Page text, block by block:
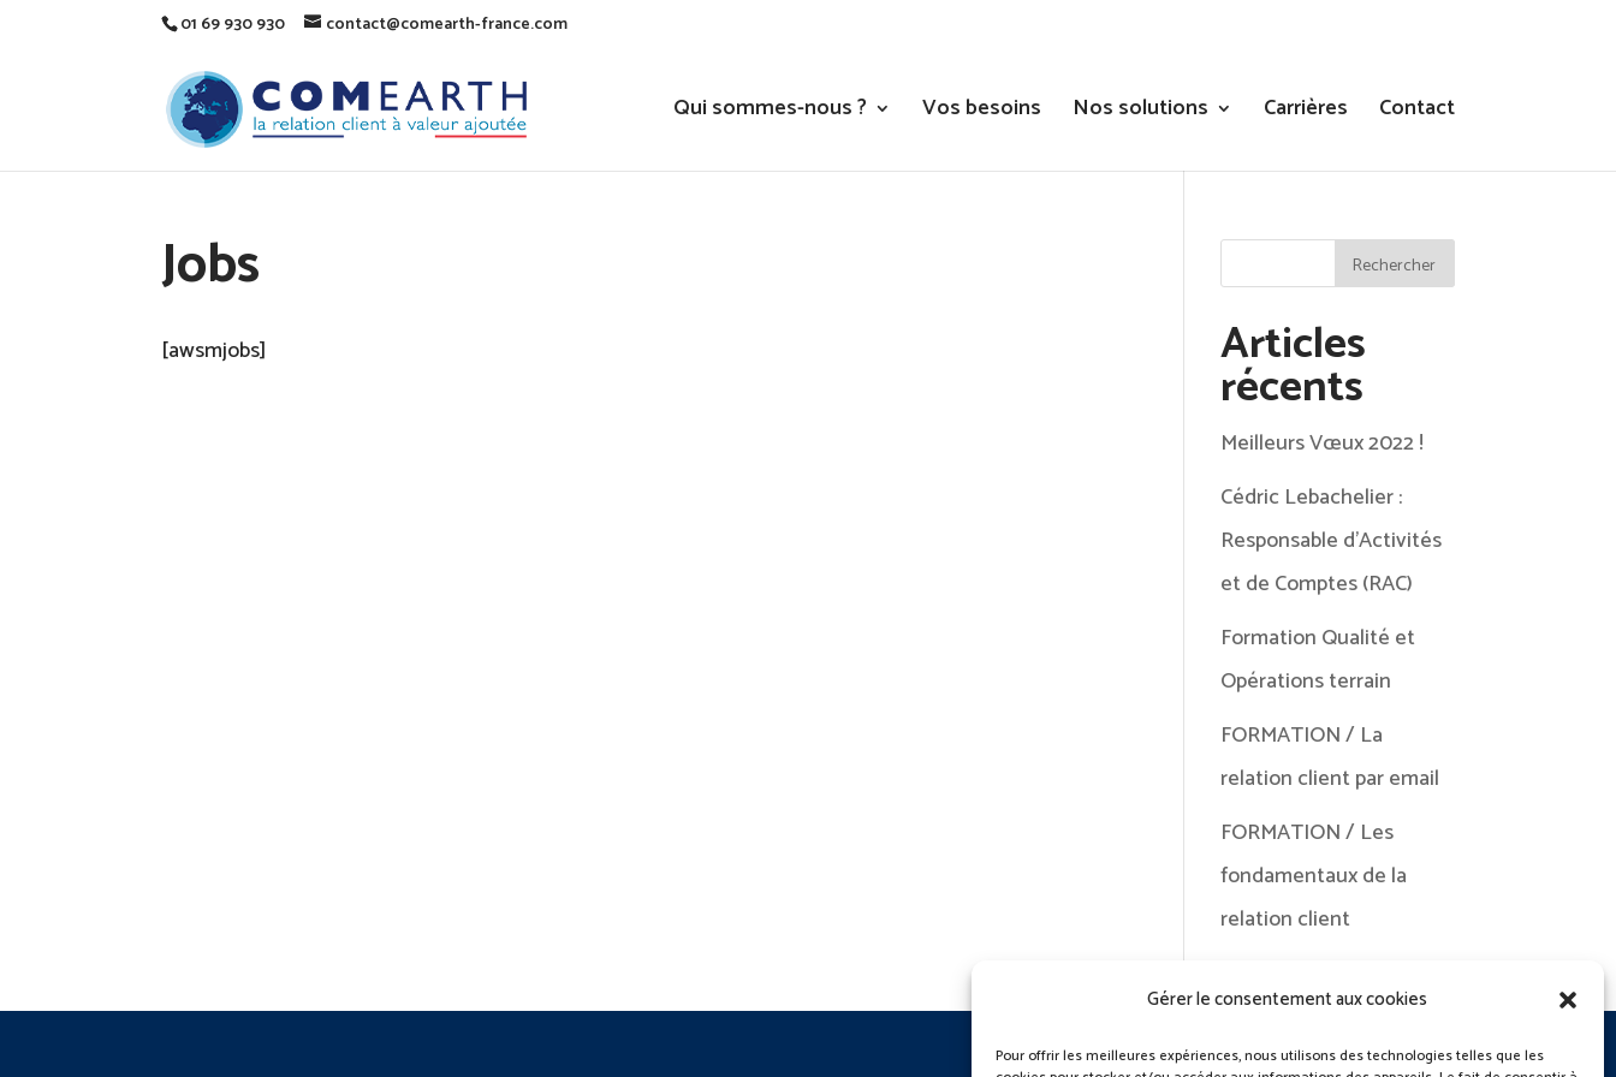
Gérer le consentement aux cookies
Pour offrir les meilleures expériences, nous utilisons des technologies telles que les
01 69 930 930 contact@comearth-france.com
Qui sommes-nous ? Vos besoins Nos solutions Carrières Contact
Jobs
[awsmjobs] Articles
récents
Meilleurs Vœux 2022 !
Cédric Lebachelier :
Responsable d’Activités
et de Comptes (RAC)
Formation Qualité et
Opérations terrain
FORMATION / La
relation client par email
FORMATION / Les
fondamentaux de la
relation client